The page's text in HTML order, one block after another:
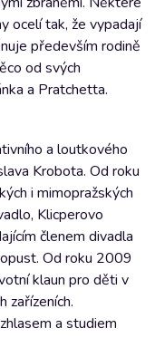
ocelí tak, že vypadají
především rodině
od svých
a Pratchetta.
a loutkového
Krobota. Od roku
i mimopražských
Klicperovo
členem divadla
Od roku 2009
klaun pro děti v
zařízeních.
a studiem